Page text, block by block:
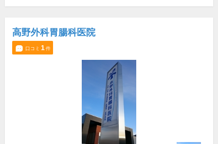
高野外科胃腸科医院
口コミ 1件